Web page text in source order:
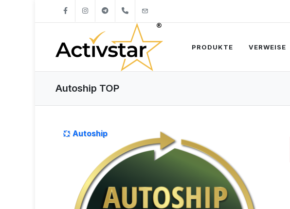
+421904262747
PRODUKTE VERWEISE
Autoship TOP
Autoship